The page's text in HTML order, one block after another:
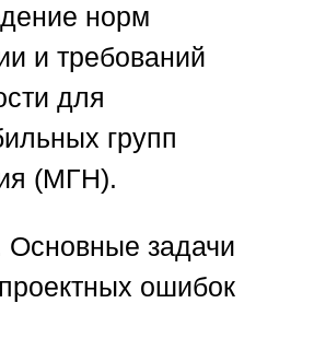
норм
и требований
для
групп
(МГН).
Основные задачи
ошибок